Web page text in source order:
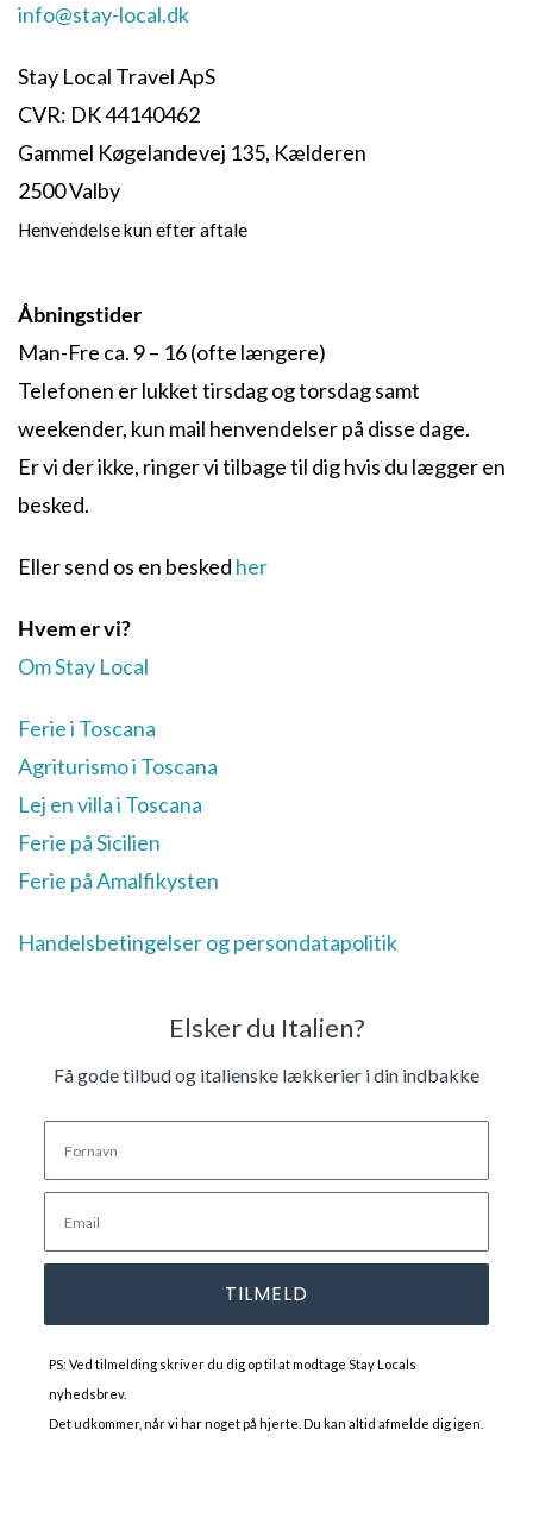
info@stay-local.dk
Stay Local Travel ApS
CVR: DK 44140462
Gammel Køgelandevej 135, Kælderen
2500 Valby
Henvendelse kun efter aftale
Åbningstider
Man-Fre ca. 9 – 16 (ofte længere)
Telefonen er lukket tirsdag og torsdag samt
weekender, kun mail henvendelser på disse dage.
Er vi der ikke, ringer vi tilbage til dig hvis du lægger en
besked.
Eller send os en besked her
Hvem er vi?
Om Stay Local
Ferie i Toscana
Agriturismo i Toscana
Lej en villa i Toscana
Ferie på Sicilien
Ferie på Amalfikysten
Handelsbetingelser og persondatapolitik
Elsker du Italien?
Få gode tilbud og italienske lækkerier i din indbakke
TILMELD
PS: Ved tilmelding skriver du dig op til at modtage Stay Locals
nyhedsbrev.
Det udkommer, når vi har noget på hjerte. Du kan altid afmelde dig igen.